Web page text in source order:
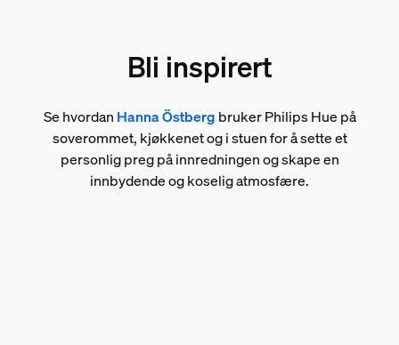
Bli inspirert
Se hvordan Hanna Östberg bruker Philips Hue på
soverommet, kjøkkenet og i stuen for å sette et
personlig preg på innredningen og skape en
innbydende og koselig atmosfære.